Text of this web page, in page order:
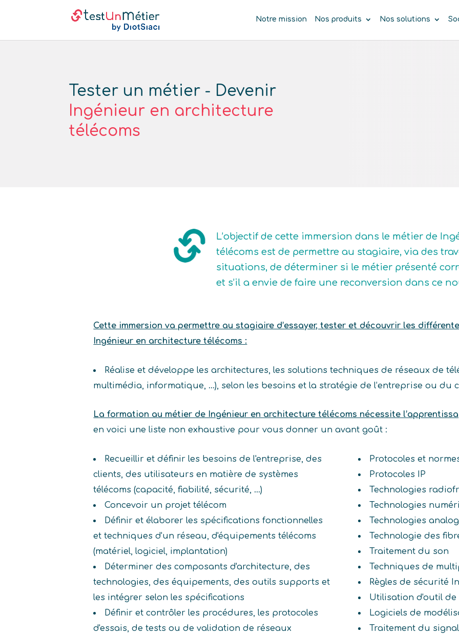
Notre mission Nos produits Nos solutions
Tester un métier - Devenir
Ingénieur en architecture
télécoms
L’objectif de cette immersion dans le métier de
télécoms est de permettre au stagiaire, via des
situations, de déterminer si le métier présenté
et s’il a envie de faire une reconversion dans ce
Cette immersion va permettre au stagiaire d’essayer, tester et découvrir les
Ingénieur en architecture télécoms :
Réalise et développe les architectures, les solutions techniques de réseaux de
multimédia, informatique, …), selon les besoins et la stratégie de l’entreprise ou du
La formation au métier de Ingénieur en architecture télécoms nécessite
en voici une liste non exhaustive pour vous donner un avant goût :
Recueillir et définir les besoins de l'entreprise, des
clients, des utilisateurs en matière de systèmes
télécoms (capacité, fiabilité, sécurité, ...)
Concevoir un projet télécom
Définir et élaborer les spécifications fonctionnelles
et techniques d'un réseau, d'équipements télécoms
(matériel, logiciel, implantation)
Déterminer des composants d'architecture, des
technologies, des équipements, des outils supports et
les intégrer selon les spécifications
Définir et contrôler les procédures, les protocoles
d'essais, de tests ou de validation de réseaux
Protocoles et
Protocoles IP
Technologies
Technologies
Technologies
Technologie des
Traitement du son
Techniques de
Règles de sécurité
Utilisation d'outil
Logiciels de
Traitement du signal